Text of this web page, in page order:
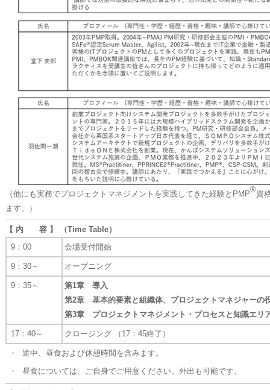
（他にも実務でプロジェクトマネジメントを実践してきた経験とPMP
®
資
ます。）
【 内 容 】 （Time Table）
9：00
会場受付開始
9：30～ オープニング
9：35～
第1章 導入
第2章 基本的要素と組織体、プロジェクトマネジャーの
第3章 プロジェクトマネジメント・プロセスと知識エリ
17：40～ クロージング （17：45終了）
・
途中、昼食および休憩時間を含みます。
・
昼食については、ご自身でご用意ください。外出も可能です。